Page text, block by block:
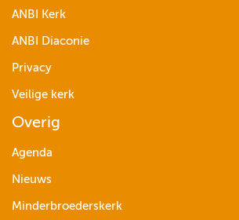
ANBI Kerk
ANBI Diaconie
Privacy
Veilige kerk
Overig
Agenda
Nieuws
Minderbroederskerk